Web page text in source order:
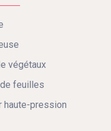
végétaux
feuilles
haute-pression